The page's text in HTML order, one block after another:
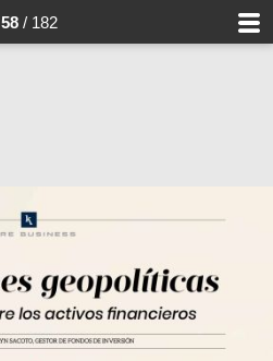
58 / 182